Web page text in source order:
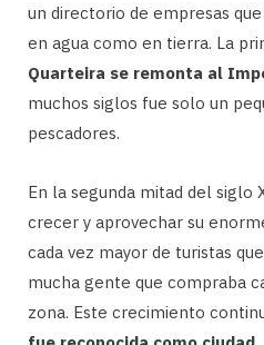
un directorio de empresas
en agua como en tierra. La
Quarteira se remonta al
muchos siglos fue solo un
pescadores.
En la segunda mitad del siglo
crecer y aprovechar su
cada vez mayor de turistas
mucha gente que compraba
zona. Este crecimiento